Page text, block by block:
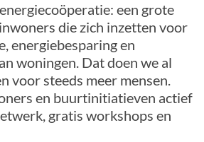
een grote
die zich inzetten voor
energiebesparing en
woningen. Dat doen we al
voor steeds meer mensen.
en buurtinitiatieven actief
gratis workshops en